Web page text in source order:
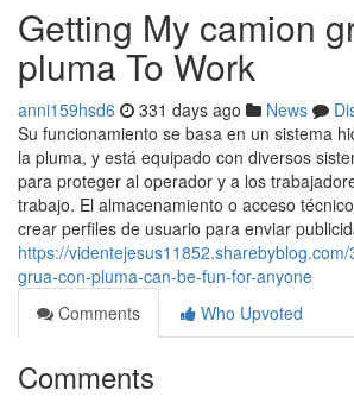
Getting My camion
pluma To Work
anni159hsd6 331 days ago News
Su funcionamiento se basa en un sistema
la pluma, y está equipado con diversos
para proteger al operador y a los
trabajo. El almacenamiento o acceso
crear perfiles de usuario para enviar
https://
grua-con-pluma-can-be-fun-for-anyone
Comments
Who Upvoted
Comments